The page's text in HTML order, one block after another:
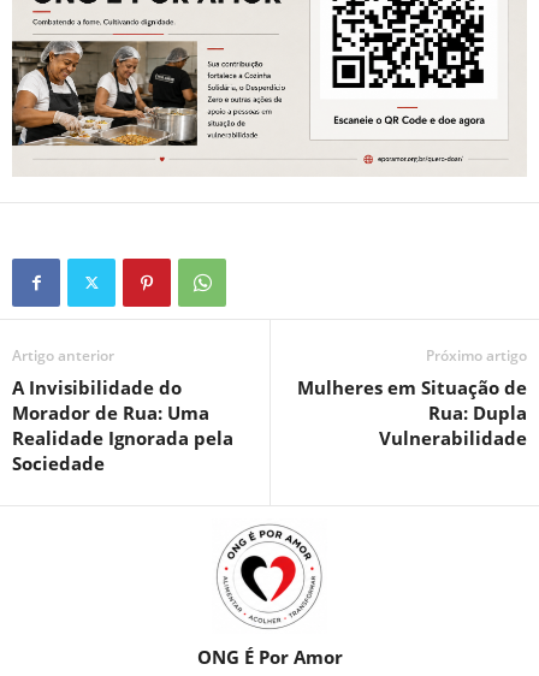
Artigo anterior
A Invisibilidade do
Morador de Rua: Uma
Realidade Ignorada pela
Sociedade
Próximo artigo
Mulheres em Situação de
Rua: Dupla
Vulnerabilidade
ONG É Por Amor